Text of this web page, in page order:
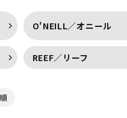
O'NEILL／オニール
REEF／リーフ